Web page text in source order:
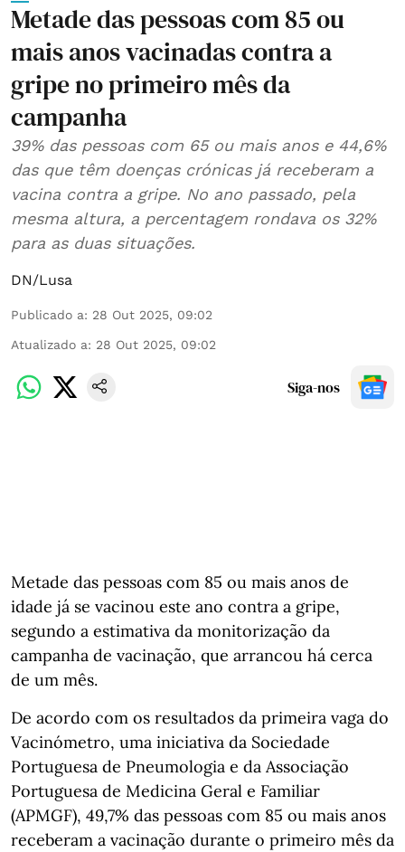
Metade das pessoas com 85 ou
mais anos vacinadas contra a
gripe no primeiro mês da
campanha
39% das pessoas com 65 ou mais anos e 44,6%
das que têm doenças crónicas já receberam a
vacina contra a gripe. No ano passado, pela
mesma altura, a percentagem rondava os 32%
para as duas situações.
DN/Lusa
Publicado a: 28 Out 2025, 09:02
Atualizado a: 28 Out 2025, 09:02
Siga-nos
Metade das pessoas com 85 ou mais anos de
idade já se vacinou este ano contra a gripe,
segundo a estimativa da monitorização da
campanha de vacinação, que arrancou há cerca
de um mês.
De acordo com os resultados da primeira vaga do
Vacinómetro, uma iniciativa da Sociedade
Portuguesa de Pneumologia e da Associação
Portuguesa de Medicina Geral e Familiar
(APMGF), 49,7% das pessoas com 85 ou mais anos
receberam a vacinação durante o primeiro mês da